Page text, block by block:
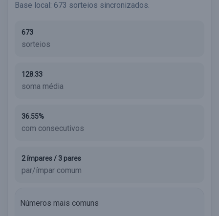
Base local: 673 sorteios sincronizados.
673
sorteios
128.33
soma média
36.55%
com consecutivos
2 ímpares / 3 pares
par/ímpar comum
Números mais comuns